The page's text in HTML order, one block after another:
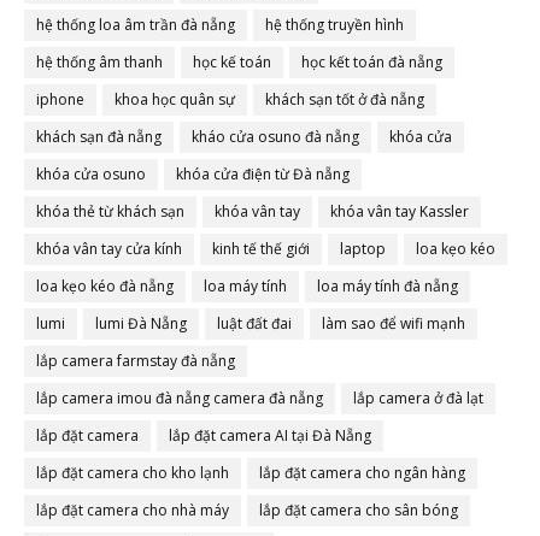
hệ thống loa âm trần đà nẵng
hệ thống truyền hình
hệ thống âm thanh
học kế toán
học kết toán đà nẵng
iphone
khoa học quân sự
khách sạn tốt ở đà nẵng
khách sạn đà nẵng
kháo cửa osuno đà nẵng
khóa cửa
khóa cửa osuno
khóa cửa điện từ Đà nẵng
khóa thẻ từ khách sạn
khóa vân tay
khóa vân tay Kassler
khóa vân tay cửa kính
kinh tế thế giới laptop
loa kẹo kéo
loa kẹo kéo đà nẵng
loa máy tính
loa máy tính đà nẵng
lumi
lumi Đà Nẵng luật đất đai
làm sao để wifi mạnh
lắp camera farmstay đà nẵng
lắp camera imou đà nẵng camera đà nẵng
lắp camera ở đà lạt
lắp đặt camera
lắp đặt camera AI tại Đà Nẵng
lắp đặt camera cho kho lạnh
lắp đặt camera cho ngân hàng
lắp đặt camera cho nhà máy
lắp đặt camera cho sân bóng